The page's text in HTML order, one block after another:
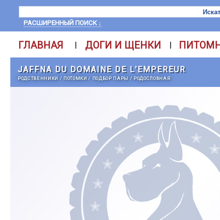
РАСШИРЕННЫЙ ПОИСК ↓
ГЛАВНАЯ | ДОГИ И ЩЕНКИ |
JAFFNA DU DOMAINE DE L'EMPEREUR
РОДСТВЕННИКИ / ПОТОМКИ/ ПОДБОР ПАРЫ / РОДОСЛОВНАЯ